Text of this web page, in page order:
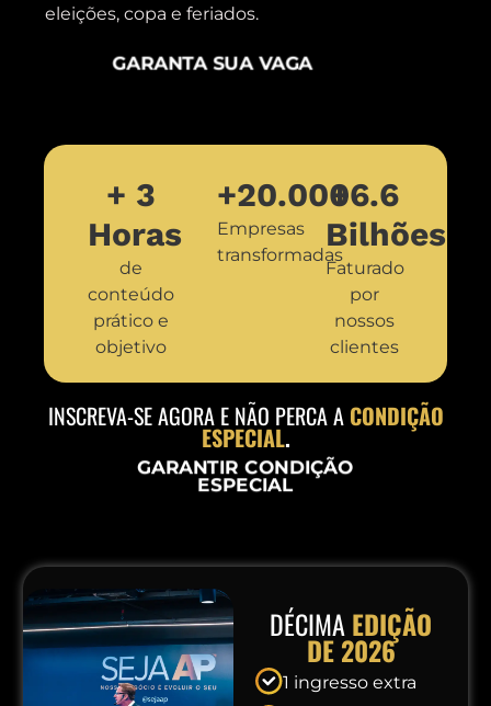
eleições, copa e feriados.
GARANTA SUA VAGA
+ 3
Horas
de
conteúdo
prático e
objetivo
+20.000
Empresas
transformadas
+6.6
Bilhões
Faturado
por
nossos
clientes
INSCREVA-SE AGORA E NÃO PERCA A CONDIÇÃO
ESPECIAL.
GARANTIR CONDIÇÃO
ESPECIAL
DÉCIMA EDIÇÃO
DE 2026
1 ingresso extra